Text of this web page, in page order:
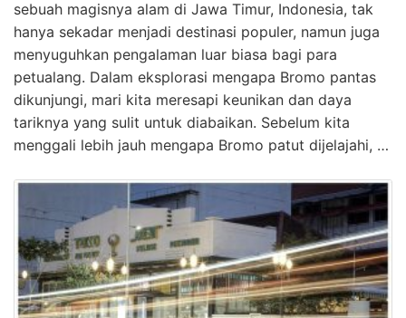
sebuah magisnya alam di Jawa Timur, Indonesia, tak
hanya sekadar menjadi destinasi populer, namun juga
menyuguhkan pengalaman luar biasa bagi para
petualang. Dalam eksplorasi mengapa Bromo pantas
dikunjungi, mari kita meresapi keunikan dan daya
tariknya yang sulit untuk diabaikan. Sebelum kita
menggali lebih jauh mengapa Bromo patut dijelajahi, …